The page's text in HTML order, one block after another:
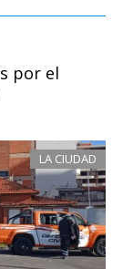
por el
LA CIUDAD